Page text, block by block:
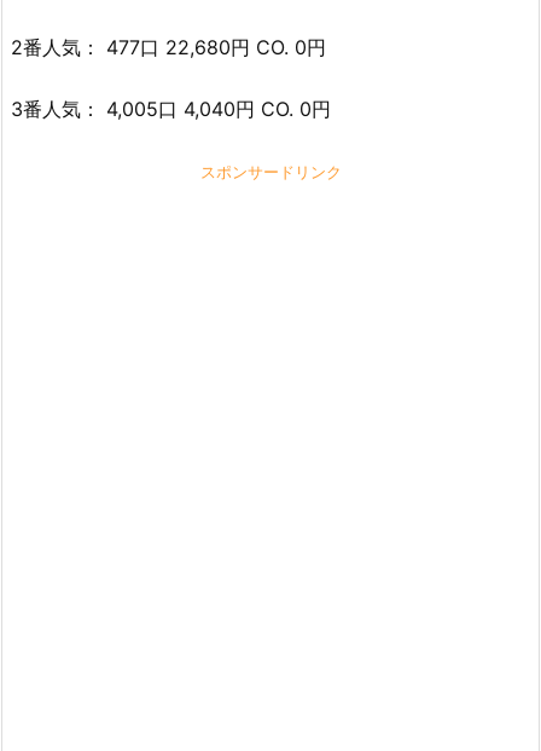
2番人気： 477口 22,680円 CO. 0円
3番人気： 4,005口 4,040円 CO. 0円
スポンサードリンク